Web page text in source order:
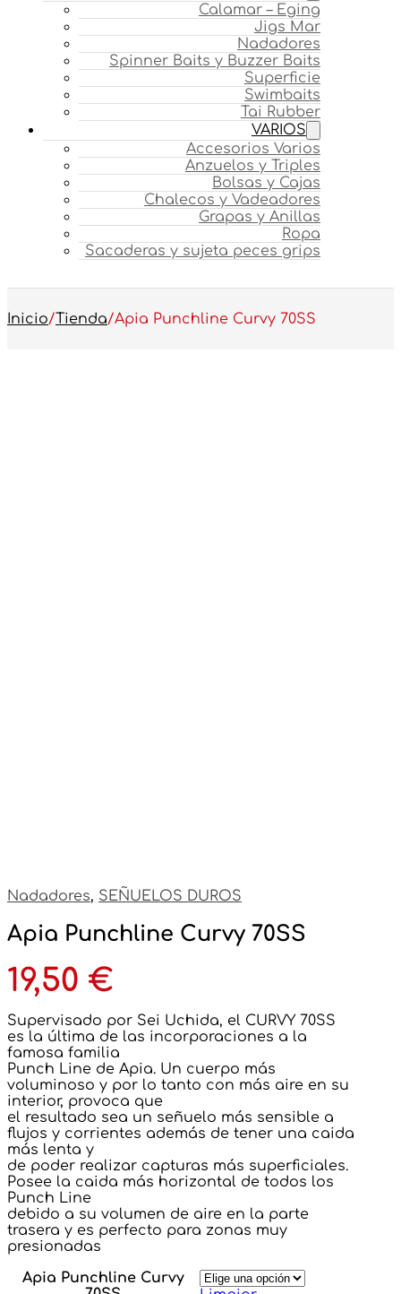
Calamar – Eging
Jigs Mar
Nadadores
Spinner Baits y Buzzer Baits
Superficie
Swimbaits
Tai Rubber
VARIOS
Accesorios Varios
Anzuelos y Triples
Bolsas y Cajas
Chalecos y Vadeadores
Grapas y Anillas
Ropa
Sacaderas y sujeta peces grips
Inicio/Tienda/Apia Punchline Curvy 70SS
Nadadores, SEÑUELOS DUROS
Apia Punchline Curvy 70SS
19,50 €
Supervisado por Sei Uchida, el CURVY 70SS
es la última de las incorporaciones a la
famosa familia
Punch Line de Apia. Un cuerpo más
voluminoso y por lo tanto con más aire en su
interior, provoca que
el resultado sea un señuelo más sensible a
flujos y corrientes además de tener una caida
más lenta y
de poder realizar capturas más superficiales.
Posee la caida más horizontal de todos los
Punch Line
debido a su volumen de aire en la parte
trasera y es perfecto para zonas muy
presionadas
Apia Punchline Curvy